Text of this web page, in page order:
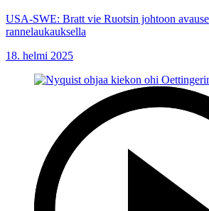
USA-SWE: Bratt vie Ruotsin johtoon
rannelaukauksella
18. helmi 2025